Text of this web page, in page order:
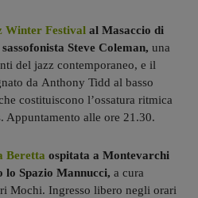
Winter Festival al Masaccio di
Steve Coleman, una
del jazz contemporaneo, e il
da Anthony Tidd al basso
costituiscono l’ossatura ritmica
Appuntamento alle ore 21.30.
Beretta ospitata a Montevarchi
lo Spazio Mannucci, a cura
Mochi. Ingresso libero negli orari